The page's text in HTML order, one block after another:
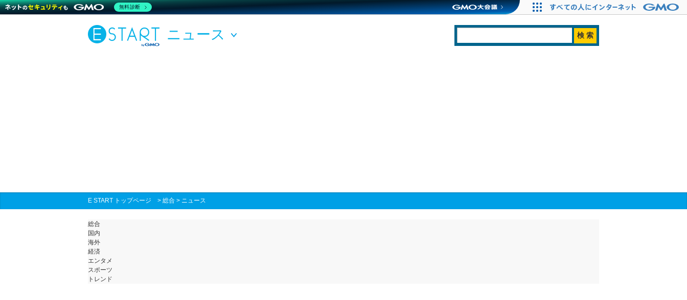
ニュース
E START トップページ > 総合 > ニュース
総合
国内
海外
経済
エンタメ
スポーツ
トレンド
無料診断